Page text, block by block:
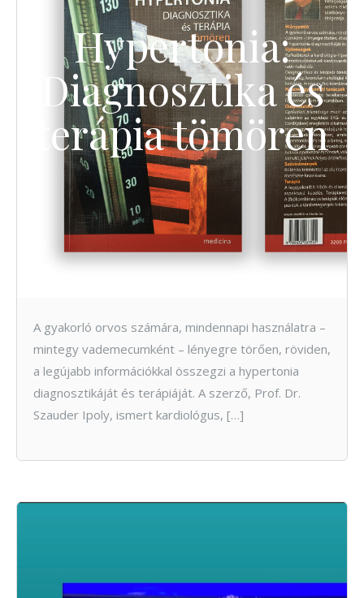
Hypertonia:
Diagnosztika és
terápia tömören
A gyakorló orvos számára, mindennapi használatra –
mintegy vademecumként – lényegre törően, röviden,
a legújabb információkkal összegzi a hypertonia
diagnosztikáját és terápiáját. A szerző, Prof. Dr.
Szauder Ipoly, ismert kardiológus, […]